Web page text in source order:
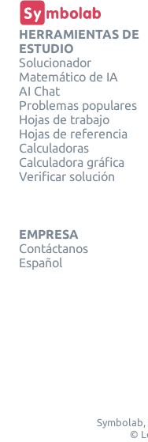
HERRAMIENTAS DE
ESTUDIO
Solucionador
Matemático de IA
AI Chat
Problemas populares
Hojas de trabajo
Hojas de referencia
Calculadoras
Calculadora gráfica
Verificar solución
EMPRESA
Contáctanos
Español
Symbolab,
©